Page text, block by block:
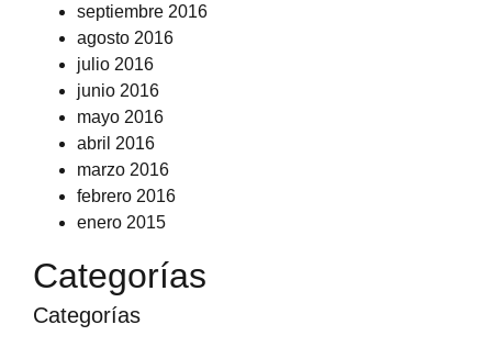
septiembre 2016
agosto 2016
julio 2016
junio 2016
mayo 2016
abril 2016
marzo 2016
febrero 2016
enero 2015
Categorías
Categorías